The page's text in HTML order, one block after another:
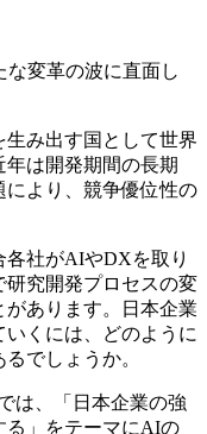
変革の波に直面し
生み出す国として世界
は開発期間の長期
より、競争優位性の
社がAIやDXを取り
研究開発プロセスの変
あります。日本企業
くには、どのように
でしょうか。
は、「日本企業の強
る」をテーマにAIの